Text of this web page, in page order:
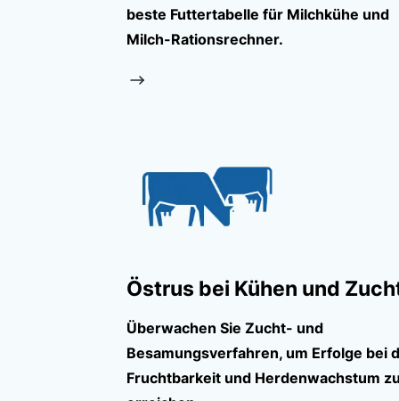
beste Futtertabelle für Milchkühe und
Milch-Rationsrechner.
Östrus bei Kühen und
Überwachen Sie Zucht- und
Besamungsverfahren, um Erfolge bei
Fruchtbarkeit und Herdenwachstum